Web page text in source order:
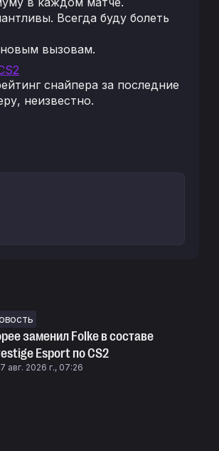
Всегда буду болеть
вызовам.
снайпера за последние
неизвестно.
заменил Folke в составе
Esport по CS2
7 авг. 2026 г., 07:26